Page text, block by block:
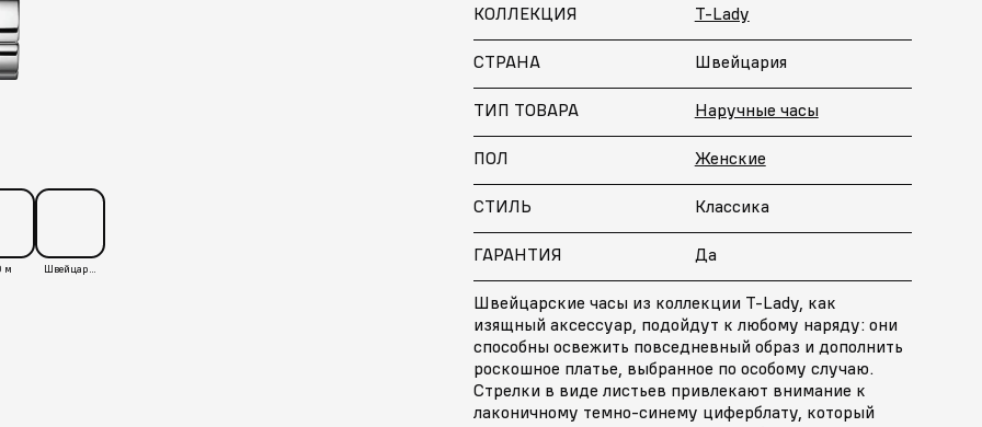
Больше похожих моделей →
м
КОЛЛЕКЦИЯ T-Lady
СТРАНА Швейцария
ТИП ТОВАРА Наручные часы
ПОЛ Женские
СТИЛЬ Классика
ГАРАНТИЯ Да
Швейцарские часы из коллекции T-Lady, как
изящный аксессуар, подойдут к любому наряду: они
способны освежить повседневный образ и дополнить
роскошное платье, выбранное по особому случаю.
Стрелки в виде листьев привлекают внимание к
лаконичному темно-синему циферблату, который